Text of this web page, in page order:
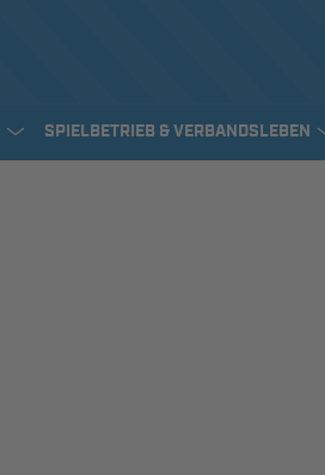
SPIELBETRIEB & VERBANDSLEBEN